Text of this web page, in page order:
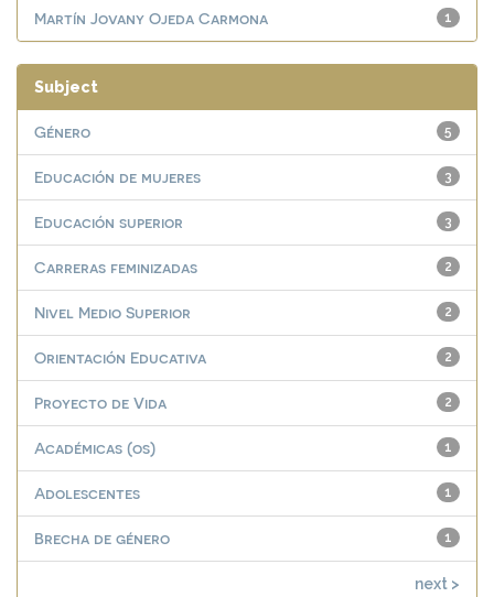
1
Martín Jovany Ojeda Carmona
Subject
5
Género
3
Educación de mujeres
3
Educación superior
2
Carreras feminizadas
2
Nivel Medio Superior
2
Orientación Educativa
2
Proyecto de Vida
1
Académicas (os)
1
Adolescentes
1
Brecha de género
next >